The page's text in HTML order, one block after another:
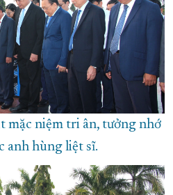
mặc niệm tri ân, tưởng nhớ
anh hùng liệt sĩ.